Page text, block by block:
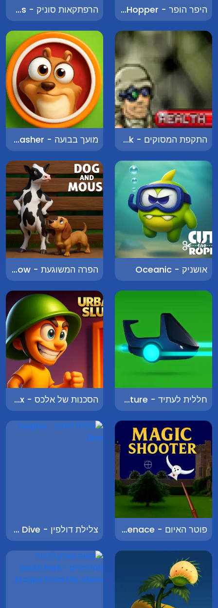
היפר הופר - Hyper Hopper הרפתקאות סוניק - Sonic Adventures
התקפת המסוקים - Heli Attack מועך בבועה - Bubble Smasher
אושניק - Oceanic הפרה המשוגעת - Crazy Cow
חללית לעתיד - Spaceship to the Future הסכנות של אלכס - The Adventures of Alex
פוטר האיום - Potter the Menace צלילת דולפין - Dolphin Dive